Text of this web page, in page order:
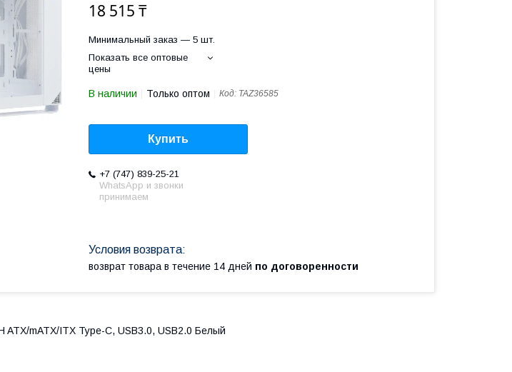
18 515 ₸
Минимальный заказ — 5 шт.
Показать все оптовые
цены
В наличии Только оптом Код: TAZ36585
Купить
+7 (747) 839-25-21
WhatsApp и звонки
принимаем
возврат товара в течение 14 дней по договоренности
ATX/mATX/ITX Type-C, USB3.0, USB2.0 Белый